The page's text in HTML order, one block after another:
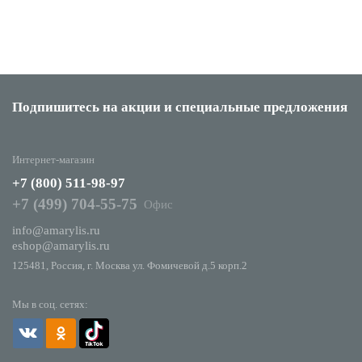
Подпишитесь на акции и специальные предложения
Мы в соц. сетях:
Интернет-магазин
+7 (800) 511-98-97
+7 (499) 704-55-75
Офис
info@amarylis.ru
eshop@amarylis.ru
125481, Россия, г. Москва ул. Фомичевой д.5 корп.2